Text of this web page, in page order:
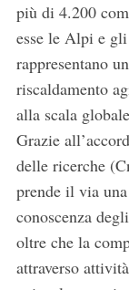
più di 4.200
esse le Alpi e
rappresentano
riscaldamento
alla scala
Grazie
delle ricerche
prende il via
conoscenza
oltre che la
attraverso